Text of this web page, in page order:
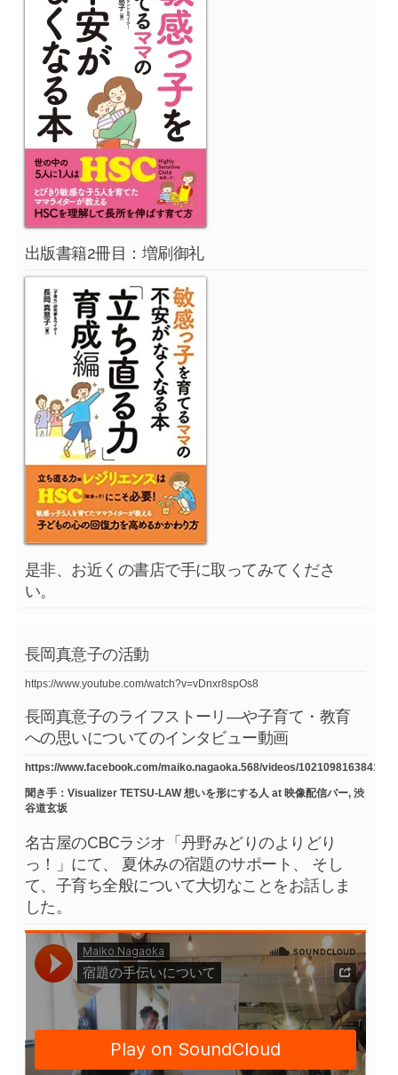
出版書籍2冊目：増刷御礼
是非、お近くの書店で手に取ってみてくださ
い。
長岡真意子の活動
https://www.youtube.com/watch?v=vDnxr8spOs8
長岡真意子のライフストーリ―や子育て・教育
への思いについてのインタビュー動画
https://www.facebook.com/maiko.nagaoka.568/videos/
聞き手：Visualizer TETSU-LAW 想いを形にする人 at 映像配信バー, 渋
谷道玄坂
名古屋のCBCラジオ「丹野みどりのよりどり
っ！」にて、 夏休みの宿題のサポート、 そし
て、子育ち全般について大切なことをお話しま
した。